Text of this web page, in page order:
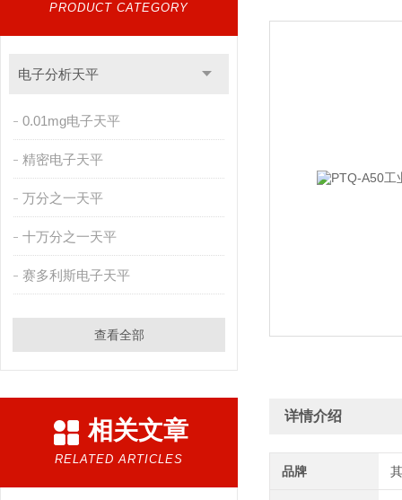
PRODUCT CATEGORY
电子分析天平
0.01mg电子天平
精密电子天平
万分之一天平
十万分之一天平
赛多利斯电子天平
查看全部
相关文章
RELATED ARTICLES
详情介绍
品牌